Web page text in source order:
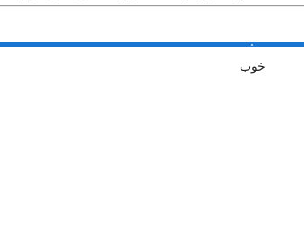
خوب